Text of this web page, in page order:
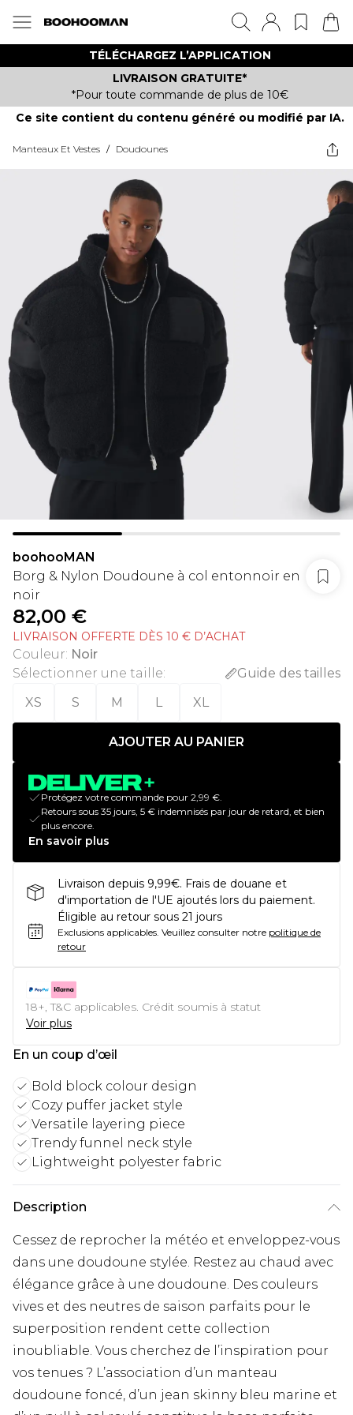
TÉLÉCHARGEZ L’APPLICATION
LIVRAISON GRATUITE*
*Pour toute commande de plus de 10€
Ce site contient du contenu généré ou modifié par IA.
Manteaux Et Vestes / Doudounes
boohooMAN
Borg & Nylon Doudoune à col entonnoir en
noir
82,00 €
LIVRAISON OFFERTE DÈS 10 € D’ACHAT
Couleur: Noir
Sélectionner une taille:
Guide des tailles
XS
S M L XL
AJOUTER AU PANIER
Protégez votre commande pour 2,99 €.
Retours sous 35 jours, 5 € indemnisés par jour de retard, et bien
plus encore.
En savoir plus
Livraison depuis 9,99€. Frais de douane et
d'importation de l'UE ajoutés lors du paiement.
Éligible au retour sous 21 jours
Exclusions applicables. Veuillez consulter notre politique de
retour
18+, T&C applicables. Crédit soumis à statut
Voir plus
En un coup d’œil
Bold block colour design
Cozy puffer jacket style
Versatile layering piece
Trendy funnel neck style
Lightweight polyester fabric
Description
Cessez de reprocher la météo et enveloppez-vous
dans une doudoune stylée. Restez au chaud avec
élégance grâce à une doudoune. Des couleurs
vives et des neutres de saison parfaits pour le
superposition rendent cette collection
inoubliable. Vous cherchez de l’inspiration pour
vos tenues ? L’association d’un manteau
doudoune foncé, d’un jean skinny bleu marine et